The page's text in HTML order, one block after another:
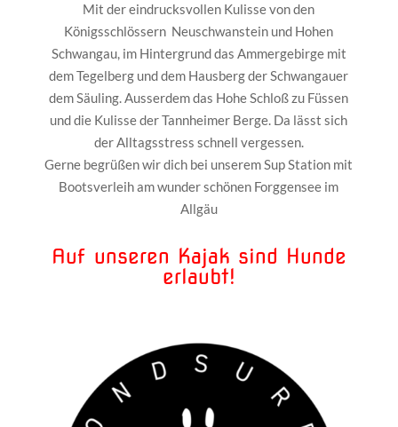
Mit der eindrucksvollen Kulisse von den
Königsschlössern Neuschwanstein und Hohen
Schwangau, im Hintergrund das Ammergebirge mit
dem Tegelberg und dem Hausberg der Schwangauer
dem Säuling. Ausserdem das Hohe Schloß zu Füssen
und die Kulisse der Tannheimer Berge. Da lässt sich
der Alltagsstress schnell vergessen.
Gerne begrüßen wir dich bei unserem Sup Station mit
Bootsverleih am wunder schönen Forggensee im
Allgäu
Auf unseren Kajak sind Hunde
erlaubt!